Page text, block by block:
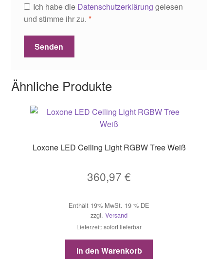
Ich habe die Datenschutzerklärung gelesen
und stimme ihr zu. *
Ähnliche Produkte
Loxone LED Ceiling Light RGBW Tree Weiß
360,97 €
Enthält 19% MwSt. 19 % DE
zzgl. Versand
Lieferzeit: sofort lieferbar
In den Warenkorb